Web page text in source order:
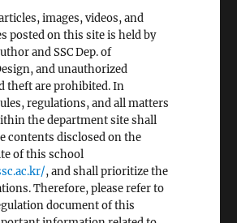
images, videos, and
posted on this site is held by
and SSC Dep. of
and unauthorized
theft are prohibited. In
regulations, and all matters
the department site shall
contents disclosed on the
of this school
, and shall prioritize the
Therefore, please refer to
document of this